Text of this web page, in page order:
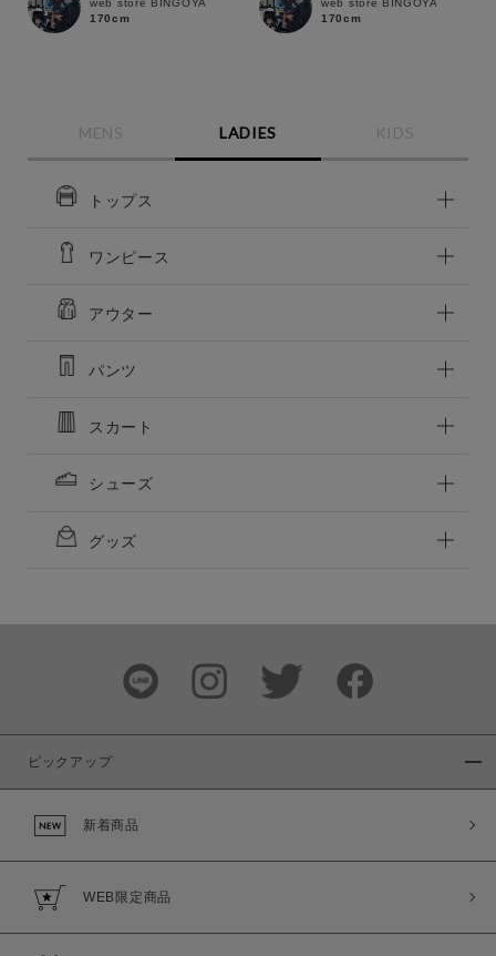
170cm
170cm
MENS LADIES KIDS
トップス
ワンピース
アウター
パンツ
スカート
シューズ
グッズ
ピックアップ
新着商品
WEB限定商品